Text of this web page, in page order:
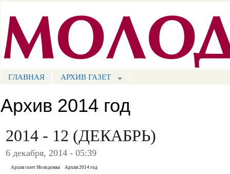
Портал СМИ КБР
МЕНЮ СМ
ГЛАВНАЯ АРХИВ ГАЗЕТ
Архив 2014 год
2014 - 12 (ДЕКАБРЬ)
6 декабря, 2014 - 05:39
Архив газет Молодежки Архив 2014 год